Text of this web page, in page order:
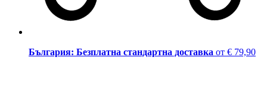
България: Безплатна стандартна доставка от € 79,90